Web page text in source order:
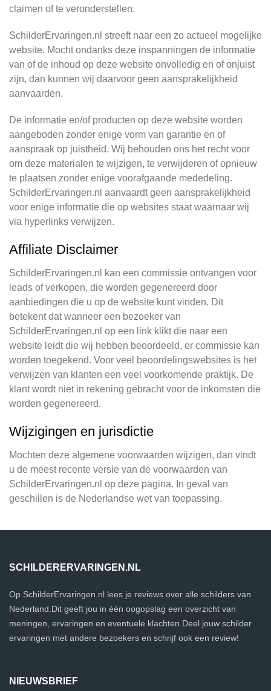
claimen of te veronderstellen.
SchilderErvaringen.nl streeft naar een zo actueel mogelijke
website. Mocht ondanks deze inspanningen de informatie
van of de inhoud op deze website onvolledig en of onjuist
zijn, dan kunnen wij daarvoor geen aansprakelijkheid
aanvaarden.
De informatie en/of producten op deze website worden
aangeboden zonder enige vorm van garantie en of
aanspraak op juistheid. Wij behouden ons het recht voor
om deze materialen te wijzigen, te verwijderen of opnieuw
te plaatsen zonder enige voorafgaande mededeling.
SchilderErvaringen.nl aanvaardt geen aansprakelijkheid
voor enige informatie die op websites staat waarnaar wij
via hyperlinks verwijzen.
Affiliate Disclaimer
SchilderErvaringen.nl kan een commissie ontvangen voor
leads of verkopen, die worden gegenereerd door
aanbiedingen die u op de website kunt vinden. Dit
betekent dat wanneer een bezoeker van
SchilderErvaringen.nl op een link klikt die naar een
website leidt die wij hebben beoordeeld, er commissie kan
worden toegekend. Voor veel beoordelingswebsites is het
verwijzen van klanten een veel voorkomende praktijk. De
klant wordt niet in rekening gebracht voor de inkomsten die
worden gegenereerd.
Wijzigingen en jurisdictie
Mochten deze algemene voorwaarden wijzigen, dan vindt
u de meest recente versie van de voorwaarden van
SchilderErvaringen.nl op deze pagina. In geval van
geschillen is de Nederlandse wet van toepassing.
SCHILDERERVARINGEN.NL
Op SchilderErvaringen.nl lees je reviews over alle schilders van
Nederland.Dit geeft jou in één oogopslag een overzicht van
meningen, ervaringen en eventuele klachten.Deel jouw schilder
ervaringen met andere bezoekers en schrijf ook een review!
NIEUWSBRIEF